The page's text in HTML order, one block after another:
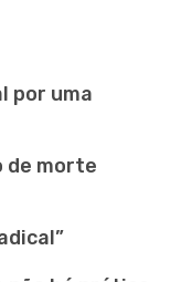
por uma
de morte